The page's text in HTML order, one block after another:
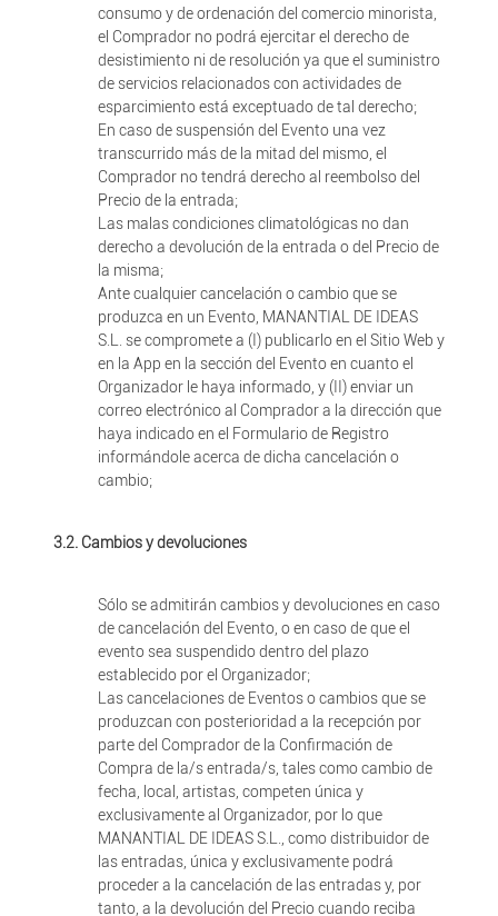
consumo y de ordenación del comercio minorista,
el Comprador no podrá ejercitar el derecho de
desistimiento ni de resolución ya que el suministro
de servicios relacionados con actividades de
esparcimiento está exceptuado de tal derecho;
En caso de suspensión del Evento una vez
transcurrido más de la mitad del mismo, el
Comprador no tendrá derecho al reembolso del
Precio de la entrada;
Las malas condiciones climatológicas no dan
derecho a devolución de la entrada o del Precio de
la misma;
Ante cualquier cancelación o cambio que se
produzca en un Evento, MANANTIAL DE IDEAS
S.L. se compromete a (I) publicarlo en el Sitio Web y
en la App en la sección del Evento en cuanto el
Organizador le haya informado, y (II) enviar un
correo electrónico al Comprador a la dirección que
haya indicado en el Formulario de Registro
informándole acerca de dicha cancelación o
cambio;
3.2. Cambios y devoluciones
Sólo se admitirán cambios y devoluciones en caso
de cancelación del Evento, o en caso de que el
evento sea suspendido dentro del plazo
establecido por el Organizador;
Las cancelaciones de Eventos o cambios que se
produzcan con posterioridad a la recepción por
parte del Comprador de la Confirmación de
Compra de la/s entrada/s, tales como cambio de
fecha, local, artistas, competen única y
exclusivamente al Organizador, por lo que
MANANTIAL DE IDEAS S.L., como distribuidor de
las entradas, única y exclusivamente podrá
proceder a la cancelación de las entradas y, por
tanto, a la devolución del Precio cuando reciba